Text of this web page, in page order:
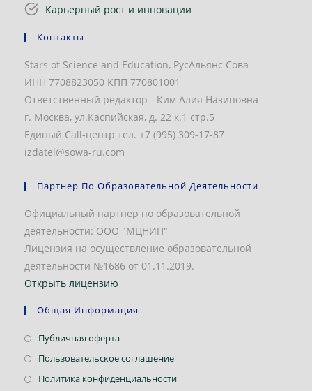
Карьерный рост и инновации
Контакты
Stars of Science and Education, РусАльянс Сова
ИНН 7708823050 КПП 770801001
Ответственный редактор - Ким Алия Назиповна
г. Москва, ул.Каспийская, д. 22 к.1 стр.5
Единый Call-центр тел. +7 (995) 309-17-87
izdatel@sowa-ru.com
Партнер По Образовательной Деятельности
Официальный партнер по образовательной
деятельности: ООО "МЦНИП"
Лицензия на осуществление образовательной
деятельности №1686 от 01.11.2019.
Открыть лицензию
Общая Информация
Публичная офертаОткроется
в
Пользовательское соглашениеОткроется
в
Политика конфиденциальностиОткроется